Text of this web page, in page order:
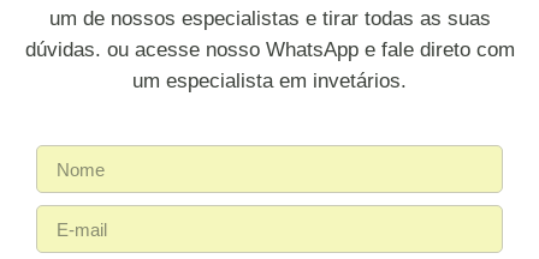
um de nossos especialistas e tirar todas as suas
dúvidas. ou acesse nosso WhatsApp e fale direto com
um especialista em invetários.